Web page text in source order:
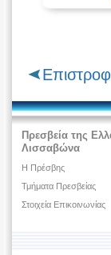
Πρεσβεία της
Λισσαβώνα
Η Πρέσβης
Τμήματα Πρεσβείας
Στοιχεία Επικοινωνίας